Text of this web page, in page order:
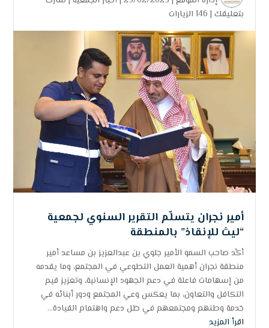
بتعليقك | 146 الزيارات
أمير نجران يتسلّم التقرير السنوي لجمعية
“ليث للإنقاذ” بالمنطقة
أكَّد صاحب السمو الأمير جلوي بن عبدالعزيز بن مساعد أمير
منطقة نجران أهمية العمل التطوعي في المجتمع، وما يقدمه
من إسهامات فاعلة في دعم الجهود الإنسانية، وتعزيز قيم
التكافل والتعاون، بما يعكس وعي المجتمع ودور أبنائه في
خدمة وطنهم ومجتمعهم في ظل دعم واهتمام القيادة...
اقرأ المزيد